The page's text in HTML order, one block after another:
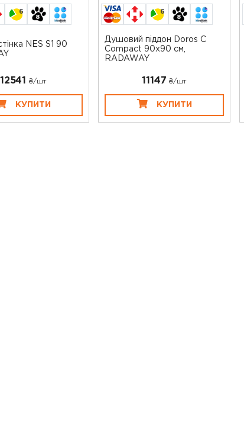
6
NES S1 90
12541 ₴/шт
КУПИТИ
6
Душовий піддон Doros C
Compact 90x90 см,
RADAWAY
11147 ₴/шт
КУПИТИ